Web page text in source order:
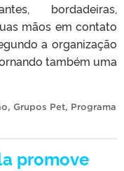
bordadeiras,
mãos em contato
a organização
também uma
, Grupos Pet, Programa
promove